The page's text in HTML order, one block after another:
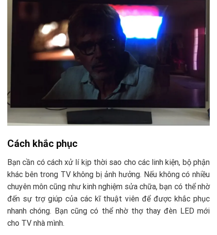
Cách khắc phục
Bạn cần có cách xử lí kịp thời sao cho các linh kiện, bộ phận
khác bên trong TV không bị ảnh hưởng. Nếu không có nhiều
chuyên môn cũng như kinh nghiệm sửa chữa, bạn có thể nhờ
đến sự trợ giúp của các kĩ thuật viên để được khắc phục
nhanh chóng. Bạn cũng có thể nhờ thợ thay đèn LED mới
cho TV nhà mình.